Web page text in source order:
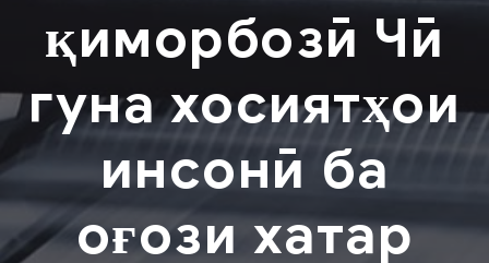
қиморбозӣ Чӣ
гуна хосиятҳои
инсонӣ ба
оғози хатар